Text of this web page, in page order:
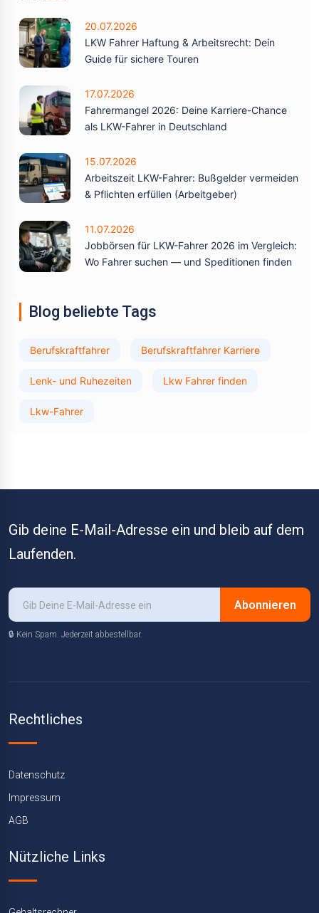
20.07.2026
LKW Fahrer Haftung & Arbeitsrecht: Dein
Guide für sichere Touren
17.07.2026
Fahrermangel 2026: Deine Karriere-Chance
als LKW-Fahrer in Deutschland
15.07.2026
Arbeitszeit LKW-Fahrer: Bußgelder vermeiden
& Pflichten erfüllen (Arbeitgeber)
11.07.2026
Jobbörsen für LKW-Fahrer 2026 im Vergleich:
Wo Fahrer suchen — und Speditionen finden
Blog beliebte Tags
Berufskraftfahrer Berufskraftfahrer Karriere
Lenk- und Ruhezeiten Lkw Fahrer finden
Lkw-Fahrer
Gib deine E-Mail-Adresse ein und bleib auf dem
Laufenden.
Abonnieren
🔒 Kein Spam. Jederzeit abbestellbar.
Rechtliches
Datenschutz
Impressum
AGB
Nützliche Links